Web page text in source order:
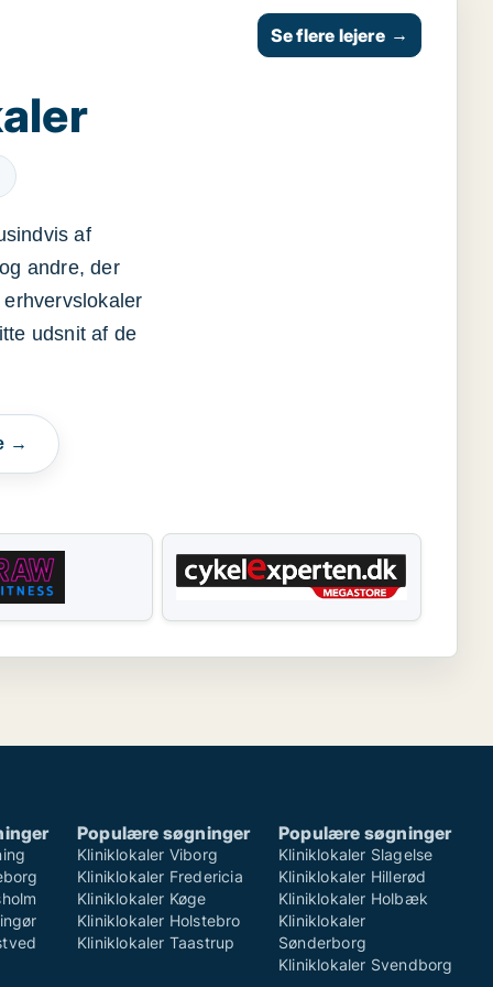
af
andre, der
udsnit af de
→
Se flere lejere →
Populære søgninger
Kliniklokaler Viborg
Kliniklokaler Fredericia
Kliniklokaler Køge
Kliniklokaler Holstebro
Kliniklokaler Taastrup
Populære søgninger
Kliniklokaler Slagelse
Kliniklokaler Hillerød
Kliniklokaler Holbæk
Kliniklokaler
Sønderborg
Kliniklokaler Svendborg